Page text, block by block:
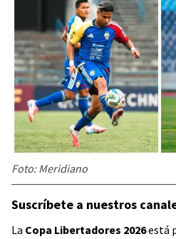
Foto: Meridiano
Suscríbete a nuestros
La Copa Libertadores 2026está